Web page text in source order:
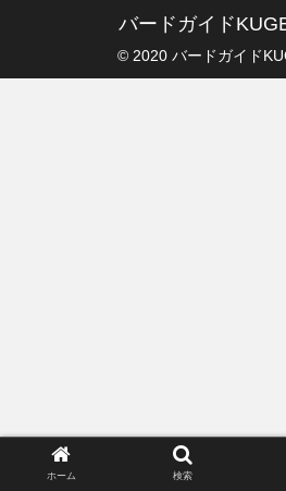
バードガイド
© 2020 バードガイド
ホーム 検索